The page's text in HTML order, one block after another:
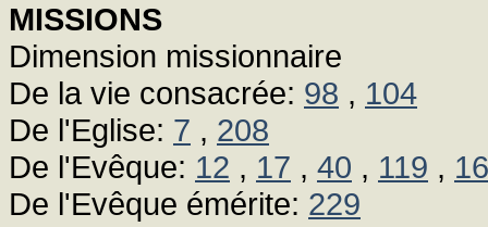
MISSIONS
Dimension missionnaire
De la vie consacrée: 98 , 104
De l'Eglise: 7 , 208
De l'Evêque: 12 , 17 , 40 , 119 ,
De l'Evêque émérite: 229